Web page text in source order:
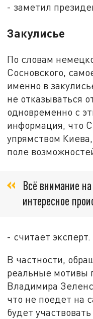
- заметил
Закулисье
По словам
Сосновского,
именно в
не отказываться
одновременно с
информация, что
упрямством
поле
Всё внимание
интересное
- считает эксперт.
В частности,
реальные мотивы
Владимира
что не поедет на
будет